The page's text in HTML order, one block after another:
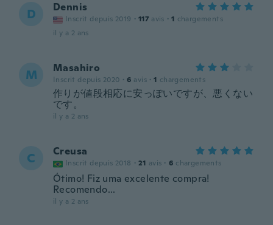
D Dennis
Inscrit depuis 2019 · 117 avis · 1 chargements
il y a 2 ans
M Masahiro
Inscrit depuis 2020 · 6 avis · 1 chargements
作りが値段相応に安っぽいですが、悪くない
です。
il y a 2 ans
C Creusa
Inscrit depuis 2018 · 21 avis · 6 chargements
Ótimo! Fiz uma excelente compra!
Recomendo...
il y a 2 ans